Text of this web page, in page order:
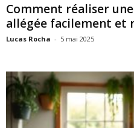
Comment réaliser
allégée facilement et
Lucas Rocha - 5 mai 2025